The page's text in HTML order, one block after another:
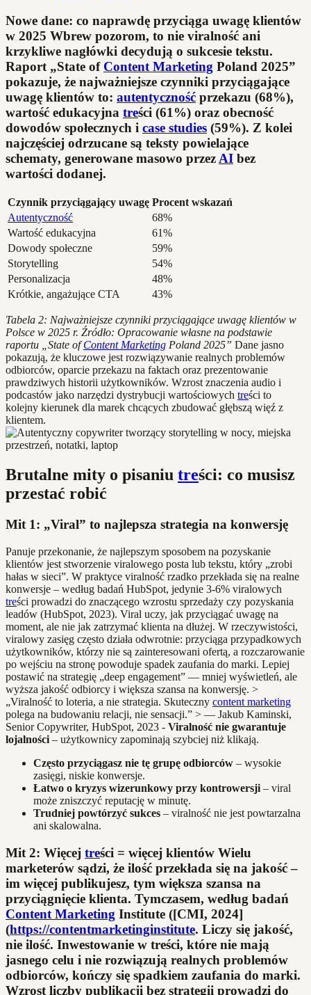
Nowe dane: co naprawdę przyciąga uwagę klientów
w 2025 Wbrew pozorom, to nie viralność ani
krzykliwe nagłówki decydują o sukcesie tekstu.
Raport „State of Content Marketing Poland 2025”
pokazuje, że najważniejsze czynniki przyciągające
uwagę klientów to: autentyczność przekazu (68%),
wartość edukacyjna treści (61%) oraz obecność
dowodów społecznych i case studies (59%). Z kolei
najczęściej odrzucane są teksty powielające
schematy, generowane masowo przez AI bez
wartości dodanej.
Czynnik przyciągający uwagę Procent wskazań
Autentyczność
68%
Wartość edukacyjna
61%
Dowody społeczne
59%
Storytelling
54%
Personalizacja
48%
Krótkie, angażujące CTA
43%
Tabela 2: Najważniejsze czynniki przyciągające uwagę klientów w
Polsce w 2025 r. Źródło: Opracowanie własne na podstawie
raportu „State ofContent Marketing Poland 2025” Dane jasno
pokazują, że kluczowe jest rozwiązywanie realnych problemów
odbiorców, oparcie przekazu na faktach oraz prezentowanie
prawdziwych historii użytkowników. Wzrost znaczenia audio i
podcastów jako narzędzi dystrybucji wartościowych treści to
kolejny kierunek dla marek chcących zbudować głębszą więź z
klientem.
Brutalne mity o pisaniu treści: co musisz
przestać robić
Mit 1: „Viral” to najlepsza strategia na konwersję
Panuje przekonanie, że najlepszym sposobem na pozyskanie
klientów jest stworzenie viralowego posta lub tekstu, który „zrobi
hałas w sieci”. W praktyce viralność rzadko przekłada się na realne
konwersje – według badań HubSpot, jedynie 3-6% viralowych
treści prowadzi do znaczącego wzrostu sprzedaży czy pozyskania
leadów (HubSpot, 2023). Viral uczy, jak przyciągać uwagę na
moment, ale nie jak zatrzymać klienta na dłużej. W rzeczywistości,
viralowy zasięg często działa odwrotnie: przyciąga przypadkowych
użytkowników, którzy nie są zainteresowani ofertą, a rozczarowanie
po wejściu na stronę powoduje spadek zaufania do marki. Lepiej
postawić na strategię „deep engagement” — mniej wyświetleń, ale
wyższa jakość odbiorcy i większa szansa na konwersję. >
„Viralność to loteria, a nie strategia. Skuteczny content marketing
polega na budowaniu relacji, nie sensacji.” > — Jakub Kaminski,
Senior Copywriter, HubSpot, 2023 - Viralność nie gwarantuje
lojalności – użytkownicy zapominają szybciej niż klikają.
Często przyciągasz nie tę grupę odbiorców – wysokie
zasięgi, niskie konwersje.
Łatwo o kryzys wizerunkowy przy kontrowersji – viral
może zniszczyć reputację w minutę.
Trudniej powtórzyć sukces – viralność nie jest powtarzalna
ani skalowalna.
Mit 2: Więcej treści = więcej klientów Wielu
marketerów sądzi, że ilość przekłada się na jakość –
im więcej publikujesz, tym większa szansa na
przyciągnięcie klienta. Tymczasem, według badań
Content Marketing Institute ([CMI, 2024]
(https://contentmarketinginstitute. Liczy się jakość,
nie ilość. Inwestowanie w treści, które nie mają
jasnego celu i nie rozwiązują realnych problemów
odbiorców, kończy się spadkiem zaufania do marki.
Wzrost liczby publikacji bez strategii prowadzi do